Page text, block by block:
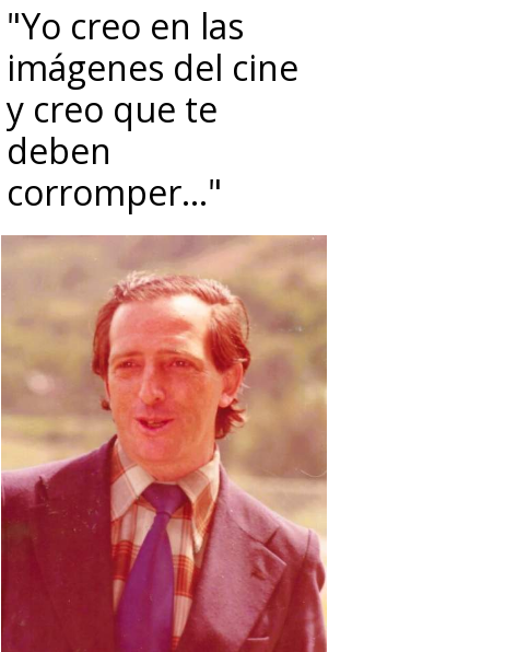
"Yo creo en las
imágenes del cine
y creo que te
deben
corromper…"